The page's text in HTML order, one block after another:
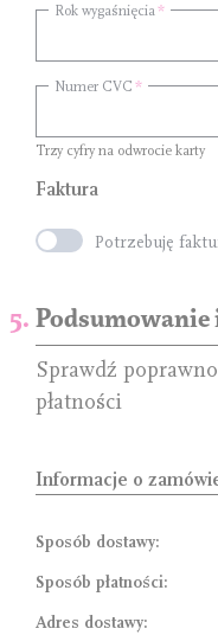
Rok wygaśnięcia
Numer CVC
Trzy cyfry na odwrocie karty
Faktura
Potrzebuję
Podsumowanie
Sprawdź
płatności
Informacje o
Sposób dostawy:
Sposób płatności:
Adres dostawy: